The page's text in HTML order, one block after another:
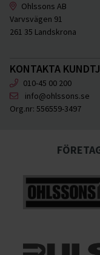
Ohlssons AB
Varvsvägen 91
261 35 Landskrona
KONTAKTA
010-45 00 200
info@ohlssons.se
Org.nr: 556559-3497